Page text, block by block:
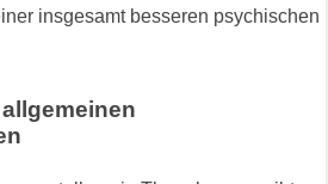
insgesamt besseren psychischen